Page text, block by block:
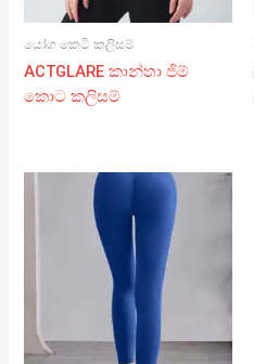
යෝග කෙටි කලිසම්
ACTGLARE කාන්තා ජිම්
කොට කලිසම්